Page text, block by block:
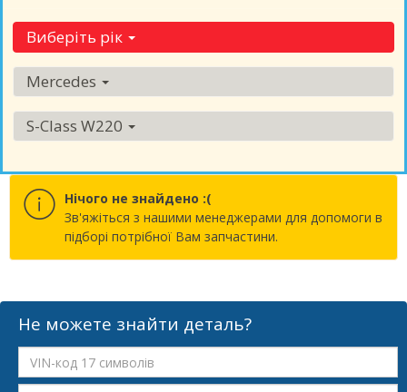
Виберіть рік
Mercedes
S-Class W220
Нічого не знайдено :(
Зв'яжіться з нашими менеджерами для допомоги в
підборі потрібної Вам запчастини.
Не можете знайти деталь?